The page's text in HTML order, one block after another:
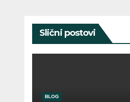
Slični postovi
BLOG